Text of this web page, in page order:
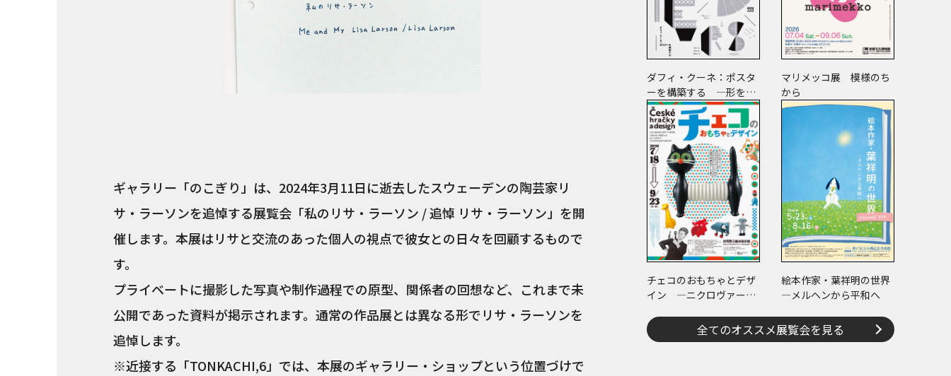
ギャラリー「のこぎり」は、2024年3月11日に逝去したスウェーデンの陶芸家リ
サ・ラーソンを追悼する展覧会「私のリサ・ラーソン / 追悼 リサ・ラーソン」を開
催します。本展はリサと交流のあった個人の視点で彼女との日々を回顧するもので
す。
プライベートに撮影した写真や制作過程での原型、関係者の回想など、これまで未
公開であった資料が掲示されます。通常の作品展とは異なる形でリサ・ラーソンを
追悼します。
※近接する「TONKACHI,6」では、本展のギャラリー・ショップという位置づけで
ダフィ・クーネ：ポスタ
ーを構築する ―形をつ
くる、版をつくる、表現
をつくる―
マリメッコ展 模様のち
から
チェコのおもちゃとデザ
イン ―ニクロヴァーの
現代作家のアートまで―
絵本作家・葉祥明の世界
―メルヘンから平和へ
全てのオススメ展覧会を見る